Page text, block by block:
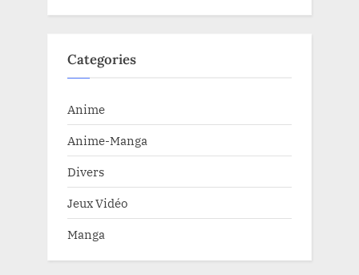
Categories
Anime
Anime-Manga
Divers
Jeux Vidéo
Manga